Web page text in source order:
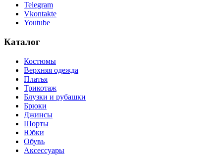
Telegram
Vkontakte
Youtube
Каталог
Костюмы
Верхняя одежда
Платья
Трикотаж
Блузки и рубашки
Брюки
Джинсы
Шорты
Юбки
Обувь
Аксессуары